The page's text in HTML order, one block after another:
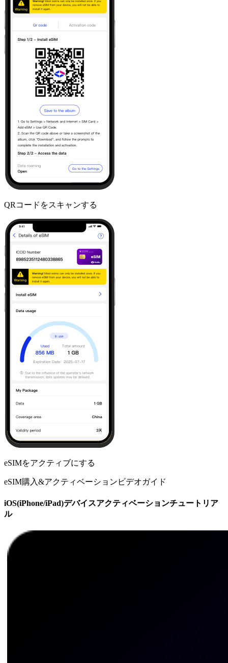
QRコードをスキャンする
eSIMをアクティブにする
eSIM購入&アクティベーションビデオガイド
iOS(iPhone/iPad)デバイスアクティベーションチュートリア
ル